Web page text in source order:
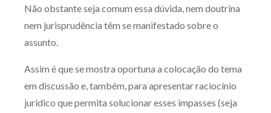
Capacitação
Eventos presenciais
Zênite in Company
Diferenciais
Não obstante seja comum essa dúvida, nem doutrina
nem jurisprudência têm se manifestado sobre o
assunto.
Assim é que se mostra oportuna a colocação do tema
em discussão e, também, para apresentar raciocínio
jurídico que permita solucionar esses impasses (seja